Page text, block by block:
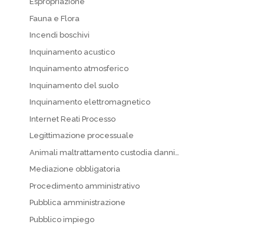
Fauna e Flora
Incendi boschivi
Inquinamento acustico
Inquinamento atmosferico
Inquinamento del suolo
Inquinamento elettromagnetico
Internet Reati Processo
Legittimazione processuale
Animali maltrattamento custodia danni…
Mediazione obbligatoria
Procedimento amministrativo
Pubblica amministrazione
Pubblico impiego